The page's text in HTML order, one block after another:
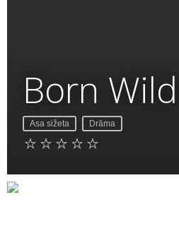
Born Wild
Asa sižeta Drāma